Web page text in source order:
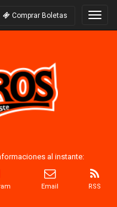
Comprar Boletas
al instante:
Email RSS